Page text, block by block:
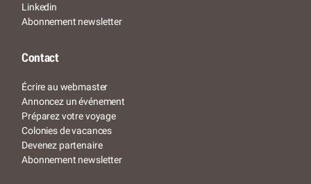
Linkedin
Abonnement newsletter
Contact
Écrire au webmaster
Annoncez un événement
Préparez votre voyage
Colonies de vacances
Devenez partenaire
Abonnement newsletter